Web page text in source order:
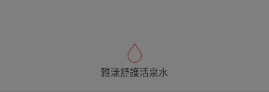
雅漾舒護活泉水